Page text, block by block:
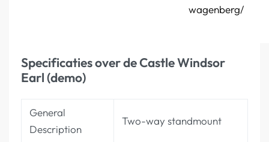
wagenberg/
Specificaties over de Castle Windsor
Earl (demo)
General
Description
Two-way standmount